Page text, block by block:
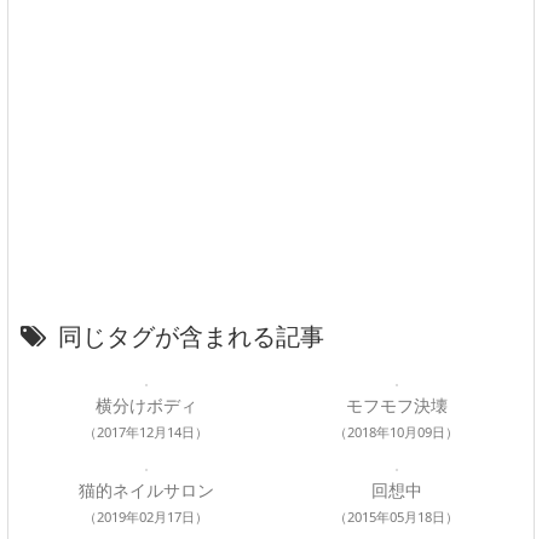
同じタグが含まれる記事
横分けボディ
（2017年12月14日）
モフモフ決壊
（2018年10月09日）
猫的ネイルサロン
（2019年02月17日）
回想中
（2015年05月18日）